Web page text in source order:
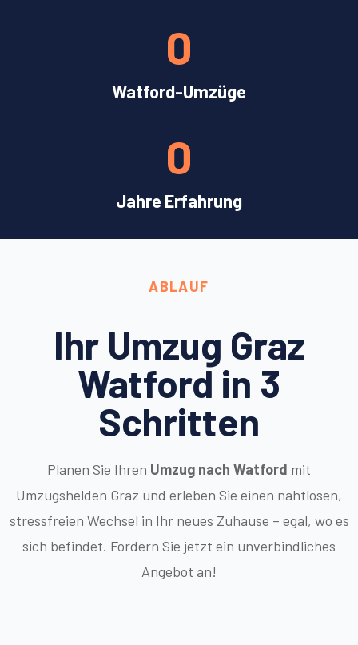
Watford-Umzüge
0
Jahre Erfahrung
0
ABLAUF
Ihr Umzug Graz
Watford in 3
Schritten
Planen Sie Ihren Umzug nach Watford mit
Umzugshelden Graz und erleben Sie einen nahtlosen,
stressfreien Wechsel in Ihr neues Zuhause – egal, wo es
sich befindet. Fordern Sie jetzt ein unverbindliches
Angebot an!